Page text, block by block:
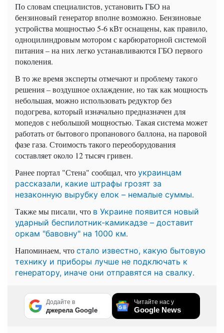
По словам специалистов, установить ГБО на
бензиновый генератор вполне возможно. Бензиновые
устройства мощностью 5-6 кВт оснащены, как правило,
одноцилиндровым мотором с карбюраторной системой
питания – на них легко устанавливаются ГБО первого
поколения.
В то же время эксперты отмечают и проблему такого
решения – воздушное охлаждение, но так как мощность
небольшая, можно использовать редуктор без
подогрева, который изначально предназначен для
мопедов с небольшой мощностью. Такая система может
работать от бытового пропанового баллона, на паровой
фазе газа. Стоимость такого переоборудования
составляет около 12 тысяч гривен.
Ранее портал "Стена" сообщал, что украинцам
рассказали, какие штрафы грозят за
незаконную вырубку елок – немалые суммы.
Также мы писали, что в Украине появится новый
ударный беспилотник-камикадзе – доставит
оркам "бавовну" на 1000 км.
Напоминаем, что стало известно, какую бытовую
технику и приборы лучше не подключать к
генератору, иначе они отправятся на свалку.
Додайте в
джерела Google
Читайте нас у
Google News